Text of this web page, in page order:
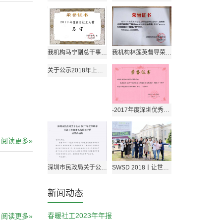
阅读更多»
阅读更多»
我机构马宁副总干事获评“2019年度中国百名社工人物” 我机构林莲英督导荣获2019年深圳社工督导之星
关于公示2018年上半年机构自办培训评审结果的通知
-2017年度深圳优秀社工服务机构称号-市级-机构
深圳市民政局关于公布2017年度深圳市社会工作服务机构绩效评估结果的通知 SWSD 2018丨让世界听到我们的声音
新闻动态
春暖社工2023年年报